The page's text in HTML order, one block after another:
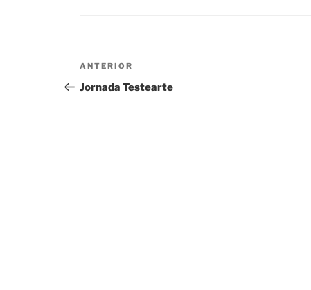
Navegación
de
Entrada
anterior
ANTERIOR
Jornada Testearte